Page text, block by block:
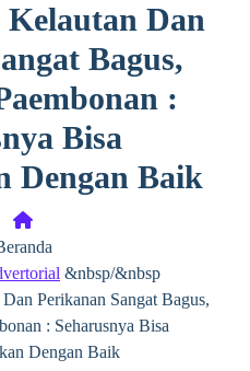
Dan
Bagus,
:
Bisa
Dengan Baik
&nbsp/&nbsp
Perikanan Sangat Bagus,
: Seharusnya Bisa
Dengan Baik